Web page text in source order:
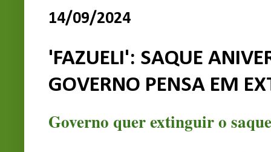
14/09/2024
'FAZUELI': SAQUE
GOVERNO PENSA EM
Governo quer extinguir o